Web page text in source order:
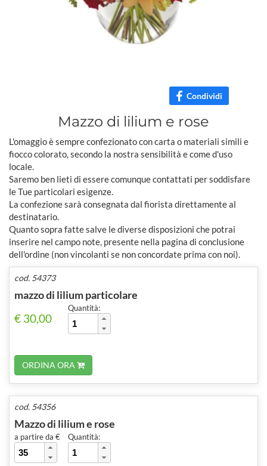
Condividi
Mazzo di lilium e rose
L'omaggio è sempre confezionato con carta o materiali simili e
fiocco colorato, secondo la nostra sensibilità e come d'uso
locale.
Saremo ben lieti di essere comunque contattati per soddisfare
le Tue particolari esigenze.
La confezione sarà consegnata dal fiorista direttamente al
destinatario.
Quanto sopra fatte salve le diverse disposizioni che potrai
inserire nel campo note, presente nella pagina di conclusione
dell'ordine (non vincolanti se non concordate prima con noi).
cod. 54373
mazzo di lilium particolare
€ 30,00
Quantità:
ORDINA ORA
cod. 54356
Mazzo di lilium e rose
a partire da € Quantità: